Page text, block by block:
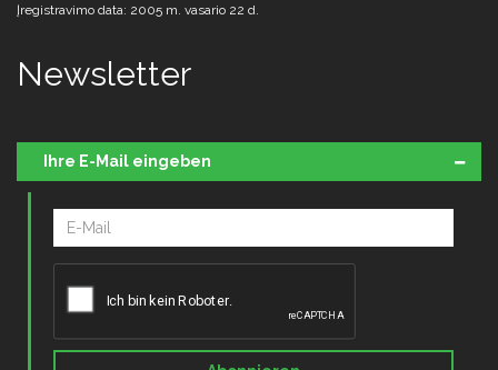
Įregistravimo data: 2005 m. vasario 22 d.
Newsletter
Ihre E-Mail eingeben